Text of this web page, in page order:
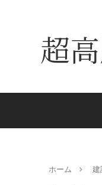
超
ホーム 建